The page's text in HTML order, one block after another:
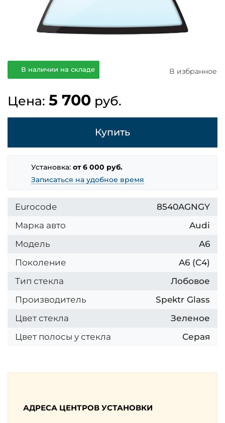
В наличии на складе В избранное
Цена: 5 700 руб.
Купить
Установка:от 6 000 руб.
Записаться на удобное время
Eurocode
8540AGNGY
Марка авто
Audi
Модель
A6
Поколение
A6 (C4)
Тип стекла
Лобовое
Производитель
Spektr Glass
Цвет стекла
Зеленое
Цвет полосы у стекла
Серая
АДРЕСА ЦЕНТРОВ УСТАНОВКИ